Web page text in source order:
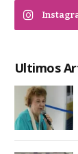
Ultimos